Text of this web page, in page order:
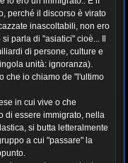
perché il discorso è virato
inascoltabili, non ero
parla di "asiatici" cioè... Il
di persone, culture e
unità: ignoranza).
che io chiamo de "l'ultimo
in cui vive o che
di essere immigrato, nella
si butta letteralmente
a cui "passare" la